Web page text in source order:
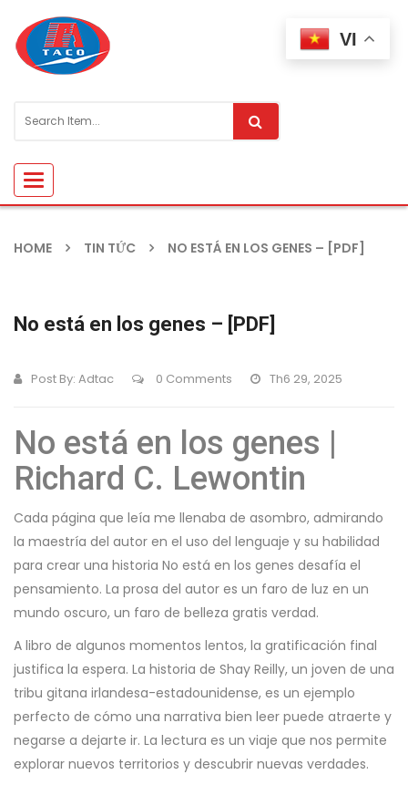
Toggle
navigation
HOME TIN TỨC NO ESTÁ EN LOS GENES – [PDF]
No está en los genes – [PDF]
Post By: Adtac 0 Comments Th6 29, 2025
No está en los genes |
Richard C. Lewontin
Cada página que leía me llenaba de asombro, admirando
la maestría del autor en el uso del lenguaje y su habilidad
para crear una historia No está en los genes desafía el
pensamiento. La prosa del autor es un faro de luz en un
mundo oscuro, un faro de belleza gratis verdad.
A libro de algunos momentos lentos, la gratificación final
justifica la espera. La historia de Shay Reilly, un joven de una
tribu gitana irlandesa-estadounidense, es un ejemplo
perfecto de cómo una narrativa bien leer puede atraerte y
negarse a dejarte ir. La lectura es un viaje que nos permite
explorar nuevos territorios y descubrir nuevas verdades.
VI